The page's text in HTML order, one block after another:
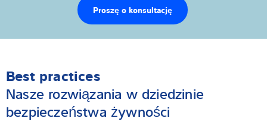
Proszę o konsultację
Best practices
Nasze rozwiązania w dziedzinie
bezpieczeństwa żywności